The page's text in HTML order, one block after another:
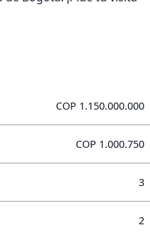
COP 1.150.000.000
COP 1.000.750
3
2